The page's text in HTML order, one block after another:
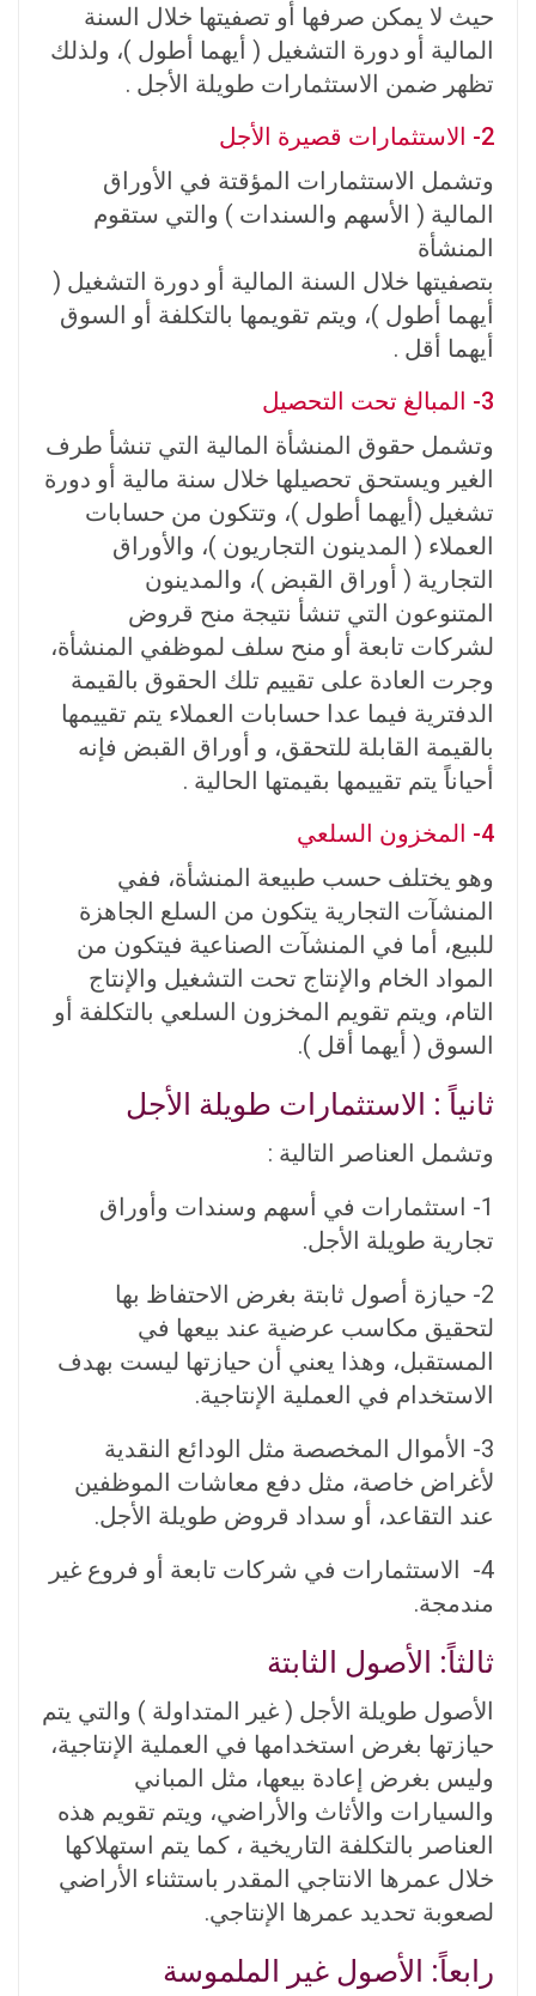
حيث لا يمكن صرفها أو تصفيتها خلال السنة
المالية أو دورة التشغيل ( أيهما أطول )، ولذلك
تظهر ضمن الاستثمارات طويلة الأجل .
2- الاستثمارات قصيرة الأجل
وتشمل الاستثمارات المؤقتة في الأوراق
المالية ( الأسهم والسندات ) والتي ستقوم
المنشأة
بتصفيتها خلال السنة المالية أو دورة التشغيل (
أيهما أطول )، ويتم تقويمها بالتكلفة أو السوق
أيهما أقل .
3- المبالغ تحت التحصيل
وتشمل حقوق المنشأة المالية التي تنشأ طرف
الغير ويستحق تحصيلها خلال سنة مالية أو دورة
تشغيل (أيهما أطول )، وتتكون من حسابات
العملاء ( المدينون التجاريون )، والأوراق
التجارية ( أوراق القبض )، والمدينون
المتنوعون التي تنشأ نتيجة منح قروض
لشركات تابعة أو منح سلف لموظفي المنشأة،
وجرت العادة على تقييم تلك الحقوق بالقيمة
الدفترية فيما عدا حسابات العملاء يتم تقييمها
بالقيمة القابلة للتحقق، و أوراق القبض فإنه
أحياناً يتم تقييمها بقيمتها الحالية .
4- المخزون السلعي
وهو يختلف حسب طبيعة المنشأة، ففي
المنشآت التجارية يتكون من السلع الجاهزة
للبيع، أما في المنشآت الصناعية فيتكون من
المواد الخام والإنتاج تحت التشغيل والإنتاج
التام، ويتم تقويم المخزون السلعي بالتكلفة أو
السوق ( أيهما أقل ).
ثانياً : الاستثمارات طويلة الأجل
وتشمل العناصر التالية :
1- استثمارات في أسهم وسندات وأوراق
تجارية طويلة الأجل.
2- حيازة أصول ثابتة بغرض الاحتفاظ بها
لتحقيق مكاسب عرضية عند بيعها في
المستقبل، وهذا يعني أن حيازتها ليست بهدف
الاستخدام في العملية الإنتاجية.
3- الأموال المخصصة مثل الودائع النقدية
لأغراض خاصة، مثل دفع معاشات الموظفين
عند التقاعد، أو سداد قروض طويلة الأجل.
4- الاستثمارات في شركات تابعة أو فروع غير
مندمجة.
ثالثاً: الأصول الثابتة
الأصول طويلة الأجل ( غير المتداولة ) والتي يتم
حيازتها بغرض استخدامها في العملية الإنتاجية،
وليس بغرض إعادة بيعها، مثل المباني
والسيارات والأثاث والأراضي، ويتم تقويم هذه
العناصر بالتكلفة التاريخية ، كما يتم استهلاكها
خلال عمرها الانتاجي المقدر باستثناء الأراضي
لصعوبة تحديد عمرها الإنتاجي.
رابعاً: الأصول غير الملموسة